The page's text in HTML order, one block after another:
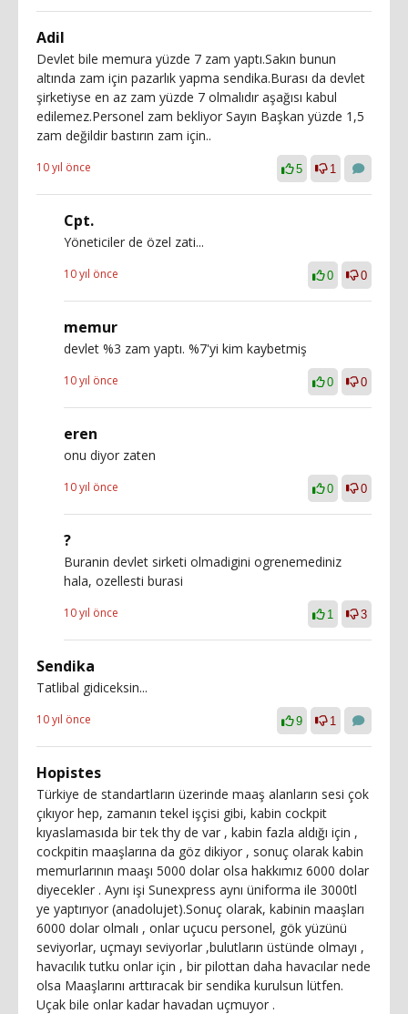
Adil
Devlet bile memura yüzde 7 zam yaptı.Sakın bunun
altında zam için pazarlık yapma sendika.Burası da devlet
şirketiyse en az zam yüzde 7 olmalıdır aşağısı kabul
edilemez.Personel zam bekliyor Sayın Başkan yüzde 1,5
zam değildir bastırın zam için..
10 yıl önce 5 1
Cpt.
Yöneticiler de özel zati...
10 yıl önce 0 0
memur
devlet %3 zam yaptı. %7'yi kim kaybetmiş
10 yıl önce 0 0
eren
onu diyor zaten
10 yıl önce 0 0
?
Buranin devlet sirketi olmadigini ogrenemediniz
hala, ozellesti burasi
10 yıl önce 1 3
Sendika
Tatlibal gidiceksin...
10 yıl önce 9 1
Hopistes
Türkiye de standartların üzerinde maaş alanların sesi çok
çıkıyor hep, zamanın tekel işçisi gibi, kabin cockpit
kıyaslamasıda bir tek thy de var , kabin fazla aldığı için ,
cockpitin maaşlarına da göz dikiyor , sonuç olarak kabin
memurlarının maaşı 5000 dolar olsa hakkımız 6000 dolar
diyecekler . Aynı işi Sunexpress aynı üniforma ile 3000tl
ye yaptırıyor (anadolujet).Sonuç olarak, kabinin maaşları
6000 dolar olmalı , onlar uçucu personel, gök yüzünü
seviyorlar, uçmayı seviyorlar ,bulutların üstünde olmayı ,
havacılık tutku onlar için , bir pilottan daha havacılar nede
olsa Maaşlarını arttıracak bir sendika kurulsun lütfen.
Uçak bile onlar kadar havadan uçmuyor .